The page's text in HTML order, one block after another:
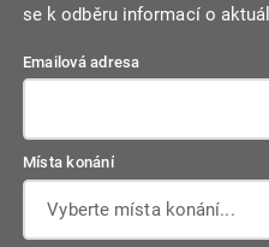
se k odběru informací o
Emailová adresa
Místa konání
Vyberte místa konání...